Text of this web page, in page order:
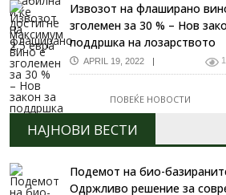
Извозот на флаширано
зголемен за 30 % – Нов
поддршка на лозарството
APRIL 19, 2022
ПОВЕЌЕ НОВОСТИ
НАЈНОВИ ВЕСТИ
Подемот на био-
Одржливо решение за